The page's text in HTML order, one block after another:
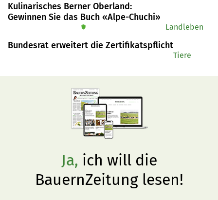
Kulinarisches Berner Oberland:
Gewinnen Sie das Buch «Alpe-Chuchi»
✹ Landleben
Bundesrat erweitert die Zertifikatspflicht
Tiere
Ja, ich will die
BauernZeitung lesen!